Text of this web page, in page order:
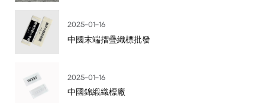
2025-01-16
中國末端摺疊織標批發
2025-01-16
中國錦緞織標廠